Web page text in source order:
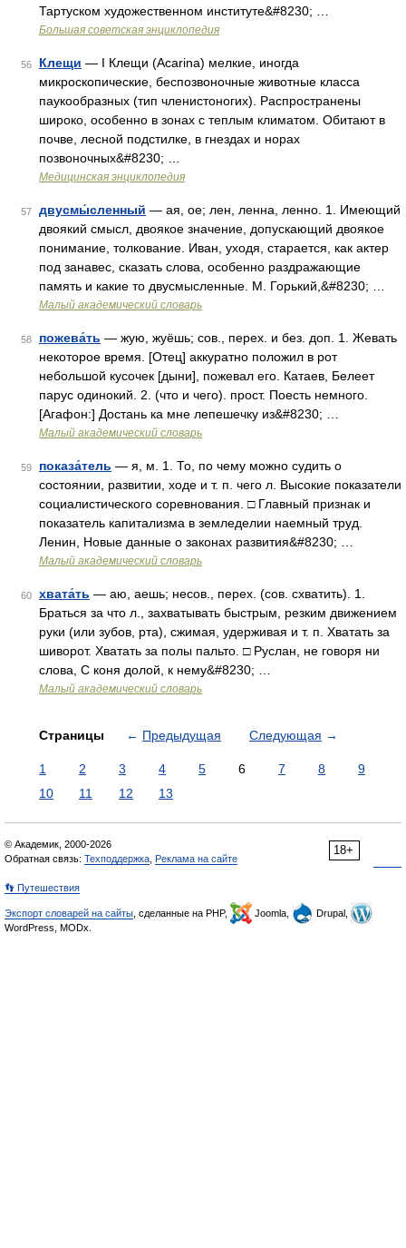
Тартуском художественном институте&#8230; …
Большая советская энциклопедия
56 Клещи — I Клещи (Acarina) мелкие, иногда
микроскопические, беспозвоночные животные класса
паукообразных (тип членистоногих). Распространены
широко, особенно в зонах с теплым климатом. Обитают в
почве, лесной подстилке, в гнездах и норах
позвоночных&#8230; …
Медицинская энциклопедия
57 двусмы́сленный — ая, ое; лен, ленна, ленно. 1. Имеющий
двоякий смысл, двоякое значение, допускающий двоякое
понимание, толкование. Иван, уходя, старается, как актер
под занавес, сказать слова, особенно раздражающие
память и какие то двусмысленные. М. Горький,&#8230; …
Малый академический словарь
58 пожева́ть — жую, жуёшь; сов., перех. и без. доп. 1. Жевать
некоторое время. [Отец] аккуратно положил в рот
небольшой кусочек [дыни], пожевал его. Катаев, Белеет
парус одинокий. 2. (что и чего). прост. Поесть немного.
[Агафон:] Достань ка мне лепешечку из&#8230; …
Малый академический словарь
59 показа́тель — я, м. 1. То, по чему можно судить о
состоянии, развитии, ходе и т. п. чего л. Высокие показатели
социалистического соревнования. □ Главный признак и
показатель капитализма в земледелии наемный труд.
Ленин, Новые данные о законах развития&#8230; …
Малый академический словарь
60 хвата́ть — аю, аешь; несов., перех. (сов. схватить). 1.
Браться за что л., захватывать быстрым, резким движением
руки (или зубов, рта), сжимая, удерживая и т. п. Хватать за
шиворот. Хватать за полы пальто. □ Руслан, не говоря ни
слова, С коня долой, к нему&#8230; …
Малый академический словарь
Страницы ← Предыдущая Следующая →
1 2 3 4 5 6 7 8
9
10
11 12 13
18+
© Академик, 2000-2026
Обратная связь: Техподдержка Реклама на сайте
👣 Путешествия
Экспорт словарей на сайты , сделанные на PHP, Joomla,
Drupal,
WordPress, MODx.